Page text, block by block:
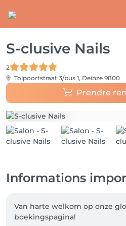
S-clusive Nails
2
Tolpoortstraat 3/bus 1, Deinze 9800
Prendre
Informations
Van harte welkom op onze
boekingspagina!